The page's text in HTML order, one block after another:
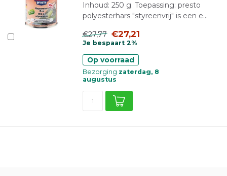
Inhoud: 250 g. Toepassing: presto
polyesterhars "styreenvrij" is een e...
€27,77 €27,21
Je bespaart 2%
Op voorraad
Bezorging zaterdag, 8
augustus